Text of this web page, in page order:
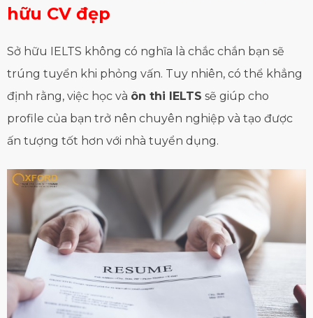
hữu CV đẹp
Sở hữu IELTS không có nghĩa là chắc chắn bạn sẽ
trúng tuyển khi phỏng vấn. Tuy nhiên, có thể khẳng
định rằng, việc học và ôn thi IELTS sẽ giúp cho
profile của bạn trở nên chuyên nghiệp và tạo được
ấn tượng tốt hơn với nhà tuyển dụng.